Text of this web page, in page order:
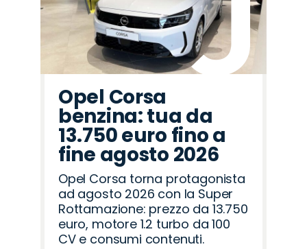
Opel Corsa
benzina: tua da
13.750 euro fino a
fine agosto 2026
Opel Corsa torna protagonista
ad agosto 2026 con la Super
Rottamazione: prezzo da 13.750
euro, motore 1.2 turbo da 100
CV e consumi contenuti.